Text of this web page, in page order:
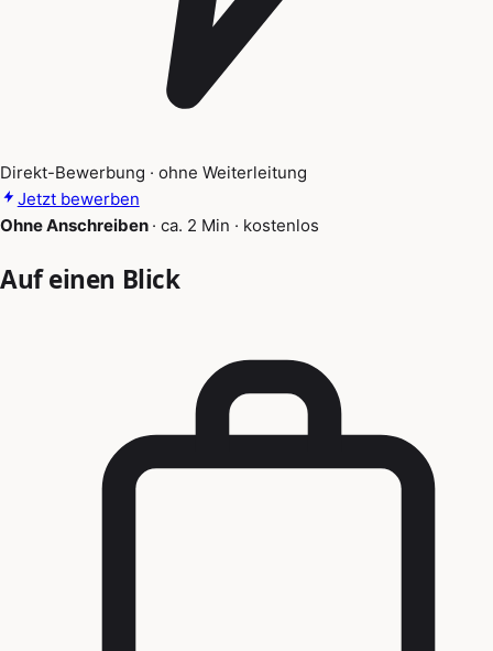
Direkt-Bewerbung · ohne Weiterleitung
Jetzt bewerben
Ohne Anschreiben · ca. 2 Min · kostenlos
Auf einen Blick